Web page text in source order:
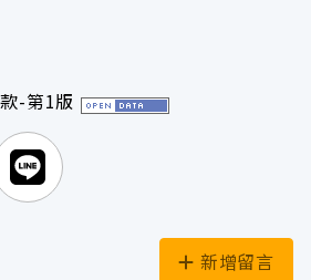
-第1版
Facebook
前往Line
新增留言